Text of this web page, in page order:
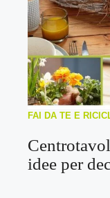
FAI DA TE E
idee per